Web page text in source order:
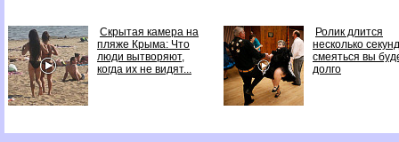
Скрытая камера на
пляже Крыма: Что
люди вытворяют,
когда их не видят...
Ролик длится
несколько
смеяться вы
долго